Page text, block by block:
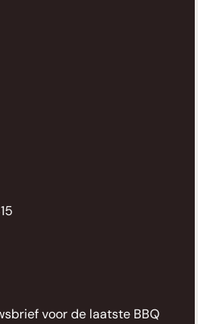
voor de laatste BBQ